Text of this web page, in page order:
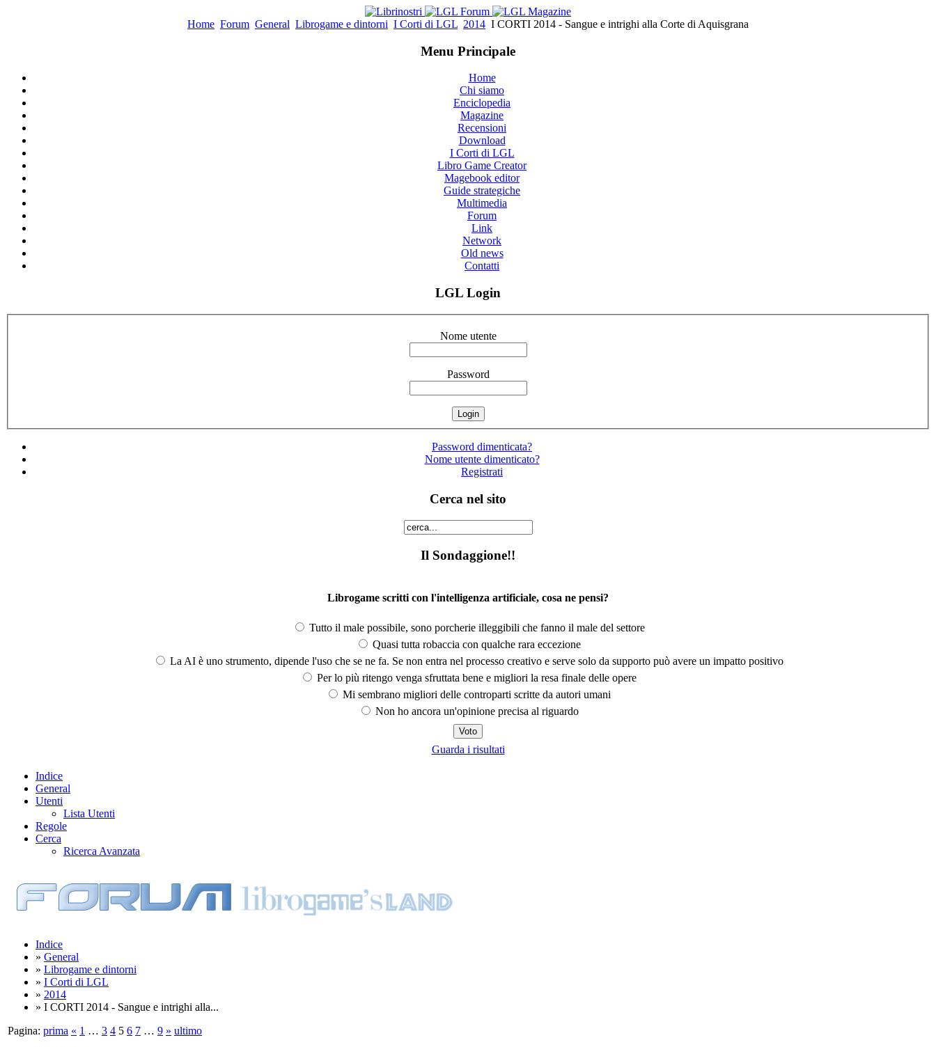
Home Forum General Librogame e dintorni I Corti di LGL 2014 I CORTI 2014 - Sangue e intrighi alla Corte di Aquisgrana
Menu Principale
Home
Chi siamo
Enciclopedia
Magazine
Recensioni
Download
I Corti di LGL
Libro Game Creator
Magebook editor
Guide strategiche
Multimedia
Forum
Link
Network
Old news
Contatti
LGL Login
Nome utente
Password
Password dimenticata?
Nome utente dimenticato?
Registrati
Cerca nel sito
Il Sondaggione!!
Librogame scritti con l'intelligenza artificiale, cosa ne pensi?
Tutto il male possibile, sono porcherie illeggibili che fanno il male del settore
Quasi tutta robaccia con qualche rara eccezione
La AI è uno strumento, dipende l'uso che se ne fa. Se non entra nel processo creativo e serve solo da supporto può avere un impatto positivo
Per lo più ritengo venga sfruttata bene e migliori la resa finale delle opere
Mi sembrano migliori delle controparti scritte da autori umani
Non ho ancora un'opinione precisa al riguardo
Guarda i risultati
Indice
General
Utenti
Lista Utenti
Regole
Cerca
Ricerca Avanzata
Indice
» General
» Librogame e dintorni
» I Corti di LGL
» 2014
» I CORTI 2014 - Sangue e intrighi alla...
Pagina: prima « 1 … 3 4 5 6 7 … 9 » ultimo